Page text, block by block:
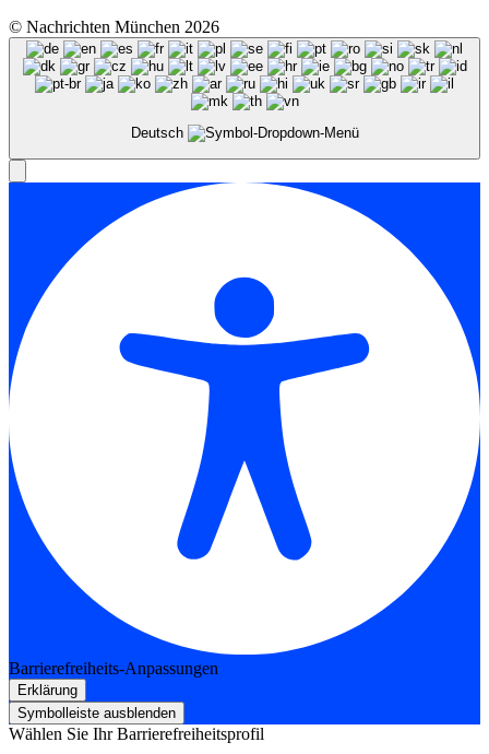
© Nachrichten München 2026
Deutsch
Barrierefreiheits-Anpassungen
Erklärung
Symbolleiste ausblenden
Wählen Sie Ihr Barrierefreiheitsprofil